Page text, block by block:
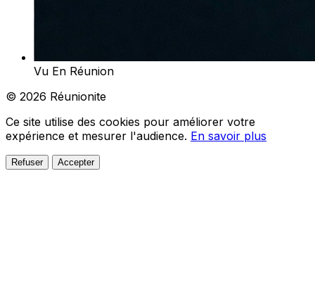
Vu En Réunion
© 2026 Réunionite
Ce site utilise des cookies pour améliorer votre
expérience et mesurer l'audience. En savoir plus
Refuser Accepter